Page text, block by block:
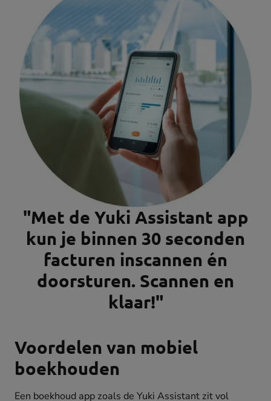
"Met de Yuki Assistant app
kun je binnen 30 seconden
facturen inscannen én
doorsturen. Scannen en
klaar!"
Voordelen van mobiel
boekhouden
Een boekhoud app zoals de Yuki Assistant zit vol